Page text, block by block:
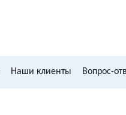
Наши клиенты Bопрос-